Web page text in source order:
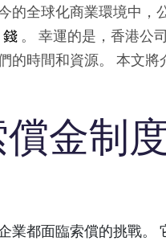
的全球化商業環境中，
錢 。 幸運的是，香港公
的時間和資源。 本文將
金制
業都面臨索償的挑戰。